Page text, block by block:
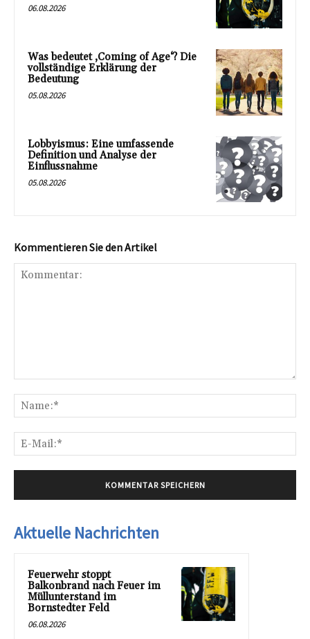
06.08.2026
Was bedeutet ‚Coming of Age‘? Die
vollständige Erklärung der
Bedeutung
05.08.2026
Lobbyismus: Eine umfassende
Definition und Analyse der
Einflussnahme
05.08.2026
Kommentieren Sie den Artikel
Aktuelle Nachrichten
Feuerwehr stoppt
Balkonbrand nach Feuer im
Müllunterstand im
Bornstedter Feld
06.08.2026